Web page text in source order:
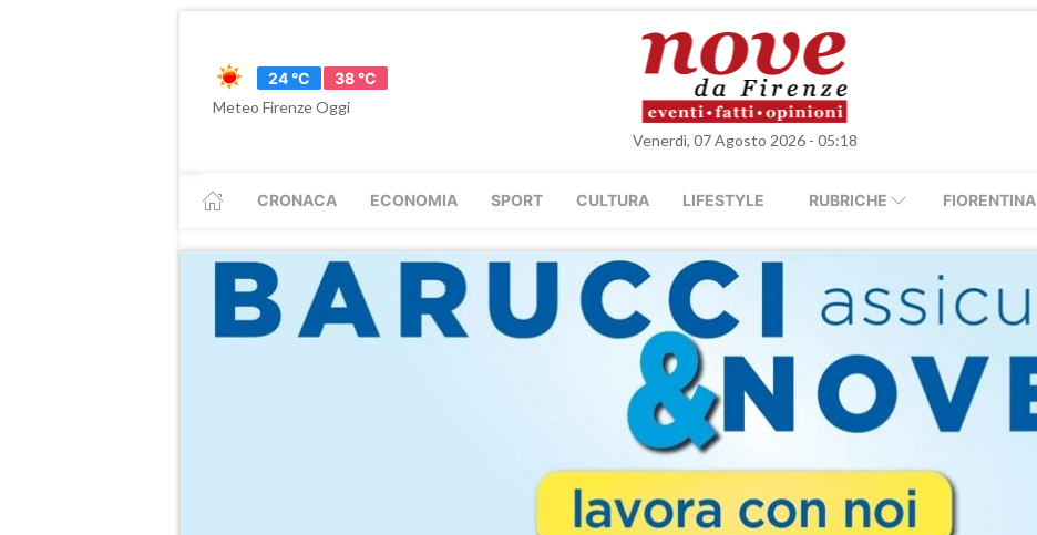
24 °C
38 °C
Meteo Firenze Oggi
Venerdì, 07 Agosto 2026 - 05:18
CRONACA ECONOMIA SPORT CULTURA LIFESTYLE RUBRICHE FIORENTINA